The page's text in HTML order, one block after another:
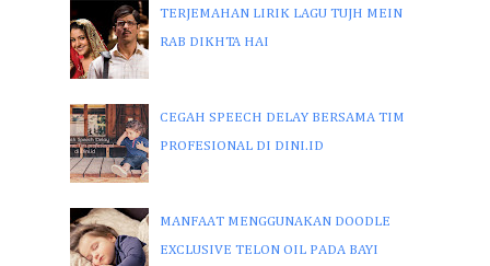
TERJEMAHAN LIRIK LAGU TUJH MEIN
RAB DIKHTA HAI
CEGAH SPEECH DELAY BERSAMA TIM
PROFESIONAL DI DINI.ID
MANFAAT MENGGUNAKAN DOODLE
EXCLUSIVE TELON OIL PADA BAYI